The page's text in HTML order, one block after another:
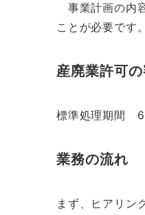
事業計画の内
ことが必要です。
産廃業許可
標準処理期間
業務の流れ
まず、ヒアリン